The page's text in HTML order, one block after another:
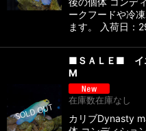
ークフードや冷
ます。 入荷日：
■ＳＡＬＥ■ イ
M
在庫数在庫なし
カリブDynasty